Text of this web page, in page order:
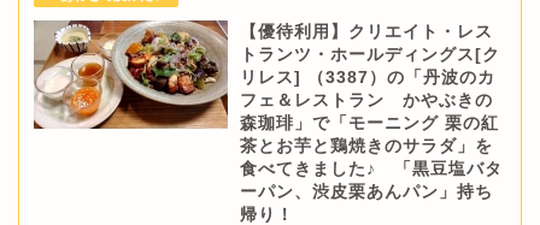
【優待利用】クリエイト・レス
トランツ・ホールディングス[ク
リレス] （3387）の「丹波のカ
フェ＆レストラン かやぶきの
森珈琲」で「モーニング 栗の紅
茶とお芋と鶏焼きのサラダ」を
食べてきました♪ 「黒豆塩バタ
ーパン、渋皮栗あんパン」持ち
帰り！